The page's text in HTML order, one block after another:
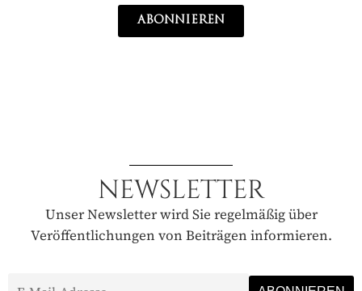
ABONNIEREN
NEWSLETTER
Unser Newsletter wird Sie regelmäßig über
Veröffentlichungen von Beiträgen informieren.